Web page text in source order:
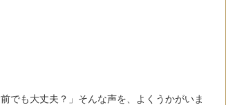
でも大丈夫？」そんな声を、よくうかがいま